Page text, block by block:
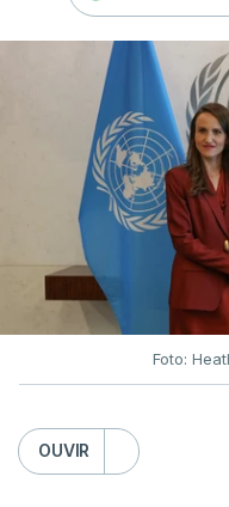
Foto:
OUVIR